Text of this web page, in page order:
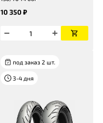
10 350 ₽
под заказ 2 шт.
3-4 дня